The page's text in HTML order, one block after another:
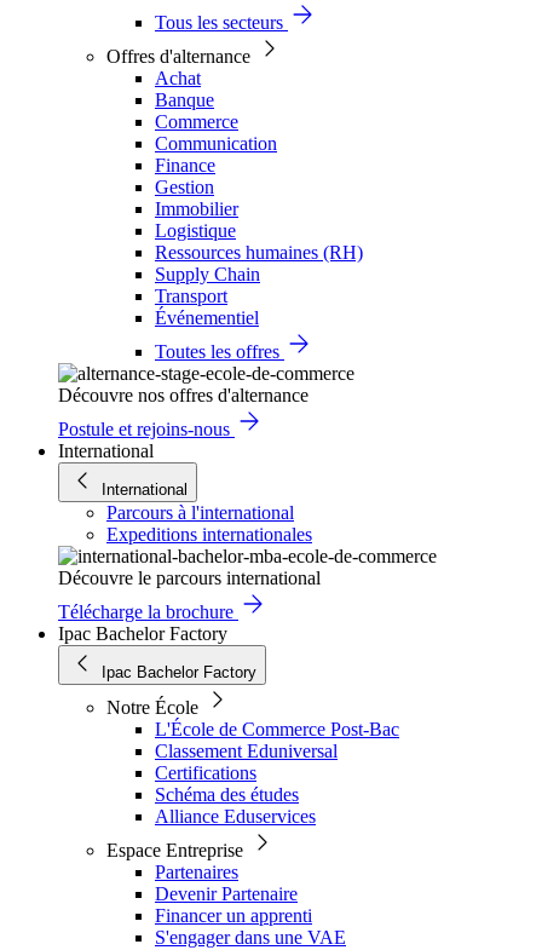
Tous les secteurs
Offres d'alternance
Achat
Banque
Commerce
Communication
Finance
Gestion
Immobilier
Logistique
Ressources humaines (RH)
Supply Chain
Transport
Événementiel
Toutes les offres
Découvre nos offres d'alternance
Postule et rejoins-nous
International
International
Parcours à l'international
Expeditions internationales
Découvre le parcours international
Télécharge la brochure
Ipac Bachelor Factory
Ipac Bachelor Factory
Notre École
L'École de Commerce Post-Bac
Classement Eduniversal
Certifications
Schéma des études
Alliance Eduservices
Espace Entreprise
Partenaires
Devenir Partenaire
Financer un apprenti
S'engager dans une VAE